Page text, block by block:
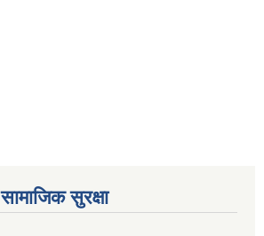
सामाजिक सुरक्षा